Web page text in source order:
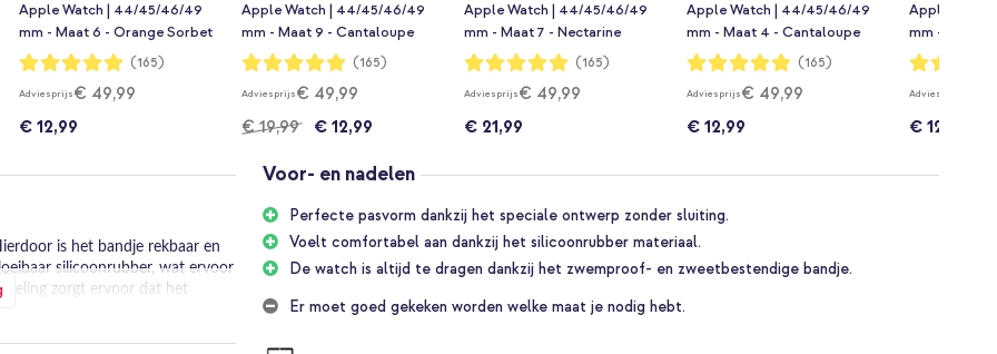
Apple Watch | 44/45/46/49
mm - Maat 6 - Orange Sorbet
Waardering:
98%
(165)
Adviesprijs€ 49,99
€ 12,99
Apple Watch | 44/45/46/49
mm - Maat 9 - Cantaloupe
Waardering:
98%
(165)
Adviesprijs€ 49,99
€ 19,99
€ 12,99
Apple Watch | 44/45/46/49
mm - Maat 7 - Nectarine
Waardering:
98%
(165)
Adviesprijs€ 49,99
€ 21,99
Apple Watch | 44/45/46/49
mm - Maat 4 - Cantaloupe
Waardering:
98%
(165)
Adviesprijs€ 49,99
€ 12,99
Apple
mm - Maat
Waardering:
98%
Adviesprijs
€ 12,99
is het bandje rekbaar en
silicoonrubber, wat ervoor
zorgt ervoor dat het
Voor- en nadelen
Perfecte pasvorm dankzij het speciale ontwerp zonder sluiting.
Voelt comfortabel aan dankzij het silicoonrubber materiaal.
De watch is altijd te dragen dankzij het zwemproof- en zweetbestendige bandje.
Er moet goed gekeken worden welke maat je nodig hebt.